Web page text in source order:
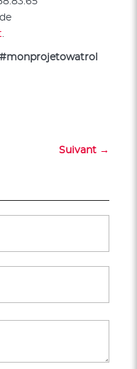
#monprojetowatrol
Suivant →